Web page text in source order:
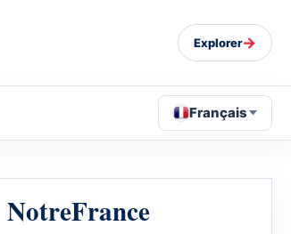
Explorer→
Français
NotreFrance